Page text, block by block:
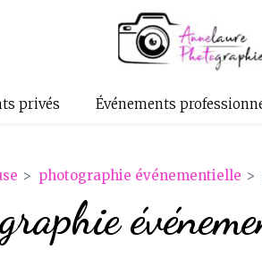
privés Événements
photographie événementielle